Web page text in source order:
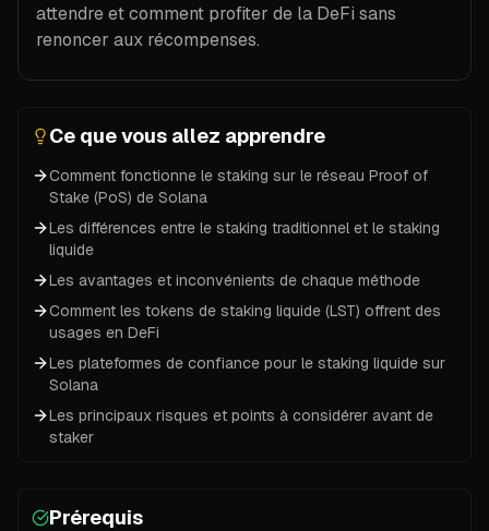
attendre et comment profiter de la DeFi sans
renoncer aux récompenses.
Ce que vous allez apprendre
Comment fonctionne le staking sur le réseau Proof of
Stake (PoS) de Solana
Les différences entre le staking traditionnel et le staking
liquide
Les avantages et inconvénients de chaque méthode
Comment les tokens de staking liquide (LST) offrent des
usages en DeFi
Les plateformes de confiance pour le staking liquide sur
Solana
Les principaux risques et points à considérer avant de
staker
Prérequis